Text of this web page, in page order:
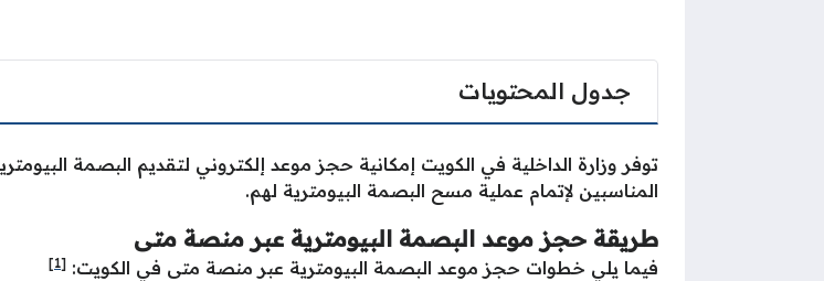
جدول المحتويات
توفر وزارة الداخلية في الكويت إمكانية حجز موعد إلكتروني لتقديم البصمة
المناسبين لإتمام عملية مسح البصمة البيومترية لهم.
طريقة حجز موعد البصمة البيومترية عبر منصة متى
فيما يلي خطوات حجز موعد البصمة البيومترية عبر منصة متى في الكويت: [1]